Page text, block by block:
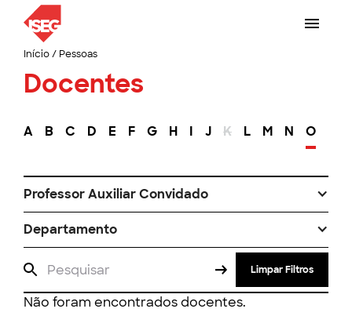
Início/ Pessoas
Docentes
A B C D E F G H I J K L M N O
Professor Auxiliar Convidado
Departamento
Limpar Filtros
Não foram encontrados docentes.